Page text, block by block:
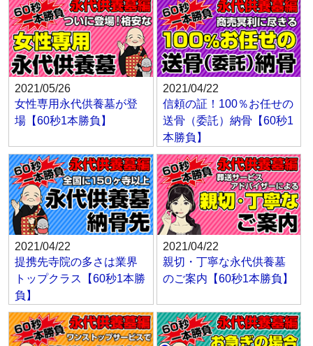
2021/05/26
女性専用永代供養墓が登
場【60秒1本勝負】
2021/04/22
信頼の証！100％お任せの
送骨（委託）納骨【60秒1
本勝負】
2021/04/22
提携先寺院の多さは業界
トップクラス【60秒1本勝
負】
2021/04/22
親切・丁寧な永代供養墓
のご案内【60秒1本勝負】